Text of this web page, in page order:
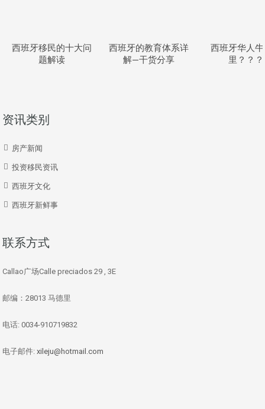
西班牙移民的十大问
题解读
西班牙的教育体系详
解—干货分享
西班牙华人
里？？？
资讯类别
房产新闻
投资移民资讯
西班牙文化
西班牙新鲜事
联系方式
Callao广场Calle preciados 29 , 3E
邮编：28013 马德里
电话: 0034-910719832
电子邮件: xileju@hotmail.com